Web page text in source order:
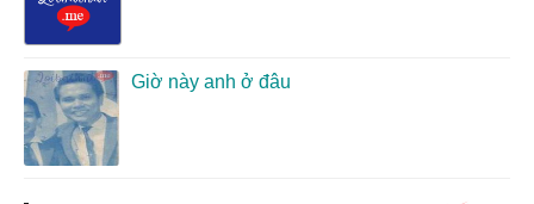
Giờ này anh ở đâu